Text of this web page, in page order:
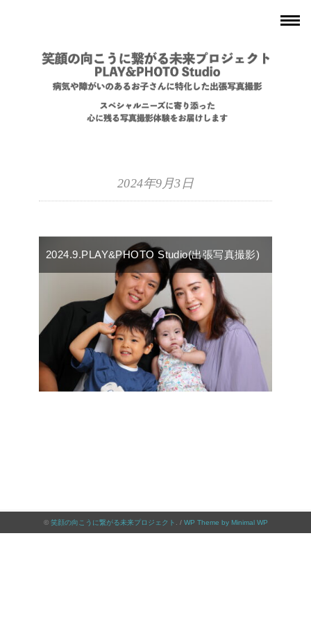
2024年9月3日
2024.9.PLAY&PHOTO Studio(出張写真撮影)
© 笑顔の向こうに繋がる未来プロジェクト . / WP Theme by Minimal WP